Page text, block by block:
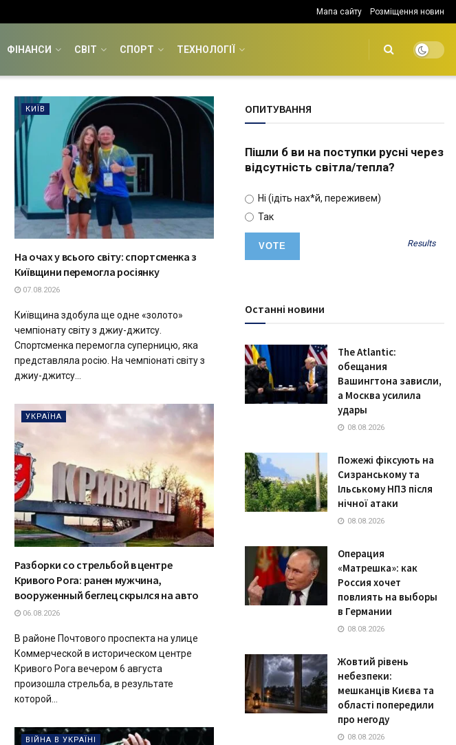
Мапа сайту Розміщення новин
ФІНАНСИ СВІТ СПОРТ ТЕХНОЛОГІЇ
КИЇВ
На очах у всього світу: спортсменка з
Київщини перемогла росіянку
07.08.2026
Київщина здобула ще одне «золото»
чемпіонату світу з джиу-джитсу.
Спортсменка перемогла суперницю, яка
представляла росію. На чемпіонаті світу з
джиу-джитсу...
УКРАЇНА
Разборки со стрельбой в центре
Кривого Рога: ранен мужчина,
вооруженный беглец скрылся на авто
06.08.2026
В районе Почтового проспекта на улице
Коммерческой в историческом центре
Кривого Рога вечером 6 августа
произошла стрельба, в результате
которой...
ВІЙНА В УКРАЇНІ
ОПИТУВАННЯ
Пішли б ви на поступки русні через
відсутність світла/тепла?
Ні (ідіть нах*й, переживем)
Так
Results
Останні новини
The Atlantic:
обещания
Вашингтона зависли,
а Москва усилила
удары
08.08.2026
Пожежі фіксують на
Сизранському та
Ільському НПЗ після
нічної атаки
08.08.2026
Операция
«Матрешка»: как
Россия хочет
повлиять на выборы
в Германии
08.08.2026
Жовтий рівень
небезпеки:
мешканців Києва та
області попередили
про негоду
08.08.2026